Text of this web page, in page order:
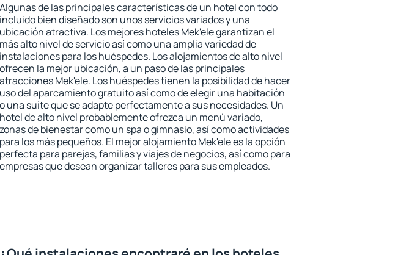
Algunas de las principales características de un hotel con todo
incluido bien diseñado son unos servicios variados y una
ubicación atractiva. Los mejores hoteles Mek'ele garantizan el
más alto nivel de servicio así como una amplia variedad de
instalaciones para los huéspedes. Los alojamientos de alto nivel
ofrecen la mejor ubicación, a un paso de las principales
atracciones Mek'ele. Los huéspedes tienen la posibilidad de hacer
uso del aparcamiento gratuito así como de elegir una habitación
o una suite que se adapte perfectamente a sus necesidades. Un
hotel de alto nivel probablemente ofrezca un menú variado,
zonas de bienestar como un spa o gimnasio, así como actividades
para los más pequeños. El mejor alojamiento Mek'ele es la opción
perfecta para parejas, familias y viajes de negocios, así como para
empresas que desean organizar talleres para sus empleados.